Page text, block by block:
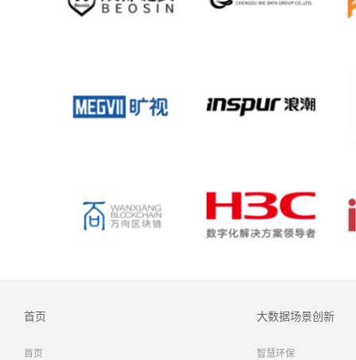
首页
首页
大数据场景创新
智慧环保